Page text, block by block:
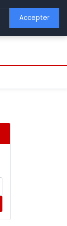
Accepter